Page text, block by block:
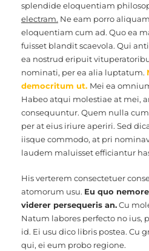
splendide eloquentiam
electram. Ne eam porro
eloquentiam cum ad. Quo ea
fuisset blandit scaevola. Qui
ea nostrud eripuit
nominati, per ea alia luptatum.
democritum ut. Mei ea
Habeo atqui molestiae at mei,
consequuntur. Quem nulla
per at eius iriure aperiri. Sed
iisque commodo, at pri
laudem maluisset efficiantur
His verterem consectetuer
atomorum usu. Eu quo
viderer persequeris an.Cu
Natum labores perfecto no
id. Ei usu dico libris postea. Cu
qui, ei eum probo regione.